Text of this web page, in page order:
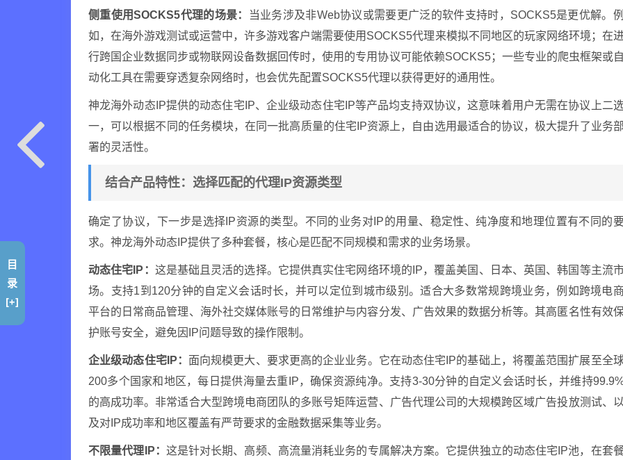
侧重使用SOCKS5代理的场景：
当业务涉及非Web协议或需要更广泛的软件支持时，SOCKS5是更优解。例
如，在海外游戏测试或运营中，许多游戏客户端需要使用SOCKS5代理来模拟不同地区的玩家网络环境；在进
行跨国企业数据同步或物联网设备数据回传时，使用的专用协议可能依赖SOCKS5；一些专业的爬虫框架或自
动化工具在需要穿透复杂网络时，也会优先配置SOCKS5代理以获得更好的通用性。
神龙海外动态IP提供的动态住宅IP、企业级动态住宅IP等产品均支持双协议，这意味着用户无需在协议上二
一，可以根据不同的任务模块，在同一批高质量的住宅IP资源上，自由选用最适合的协议，极大提升了业务部
署的灵活性。
结合产品特性：选择匹配的代理IP资源类型
确定了协议，下一步是选择IP资源的类型。不同的业务对IP的用量、稳定性、纯净度和地理位置有不同的
求。神龙海外动态IP提供了多种套餐，核心是匹配不同规模和需求的业务场景。
动态住宅IP： 这是基础且灵活的选择。它提供真实住宅网络环境的IP，覆盖美国、日本、英国、韩国等主流
场。支持1到120分钟的自定义会话时长，并可以定位到城市级别。适合大多数常规跨境业务，例如跨境电商
平台的日常商品管理、海外社交媒体账号的日常维护与内容分发、广告效果的数据分析等。其高匿名性有效
护账号安全，避免因IP问题导致的操作限制。
企业级动态住宅IP： 面向规模更大、要求更高的企业业务。它在动态住宅IP的基础上，将覆盖范围扩展至全
200多个国家和地区，每日提供海量去重IP，确保资源纯净。支持3-30分钟的自定义会话时长，并维持
的高成功率。非常适合大型跨境电商团队的多账号矩阵运营、广告代理公司的大规模跨区域广告投放测试、以
及对IP成功率和地区覆盖有严苛要求的金融数据采集等业务。
不限量代理IP： 这是针对长期、高频、高流量消耗业务的专属解决方案。它提供独立的动态住宅IP池，在套
目
录
[+]